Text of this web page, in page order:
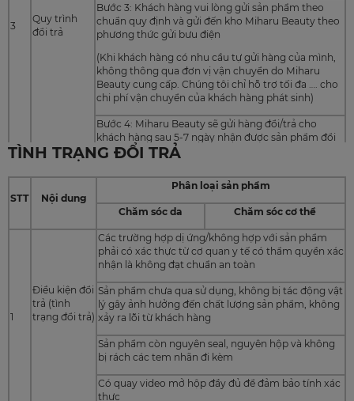
3
Quy trình
đổi trả
Bước 3: Khách hàng vui lòng gửi sản phẩm theo
chuẩn quy định và gửi đến kho Miharu Beauty theo
phương thức gửi bưu điện
(Khi khách hàng có nhu cầu tự gửi hàng của mình,
không thông qua đơn vị vận chuyển do Miharu
Beauty cung cấp. Chúng tôi chỉ hỗ trợ tối đa …. cho
chi phí vận chuyển của khách hàng phát sinh)
Bước 4: Miharu Beauty sẽ gửi hàng đổi/trả cho
khách hàng sau 5-7 ngày nhận được sản phẩm đổi
trả từ đơn vị vận chuyển
Bước 5: Thông báo đến cho Miharu Beauty sau khi
nhận được hàng đổi trả hoặc liên hệ trực tiếp đến
bộ phận chăm sóc khách hàng.
Quy cách
Sản phẩm nguyên hộp, nguyên tem
Sản phẩm phải được đóng gói và bao bọc chống
sốc khi tất cả các sản phẩm đều là hàng dễ vỡ
Khách hàng đã bóc tem, bóc seal, bóc sản phẩm ra
để thử hay sử dụng từ 1 lần
Sản phẩm/ bao bì sản phẩm bị hư hỏng, trầy xước
do lỗi khách hàng
Đổi trả do không vừa ý
TÌNH TRẠNG ĐỔI TRẢ
STT Nội dung
Phân loại sản phẩm
Chăm sóc da Chăm sóc cơ thể
1
Điều kiện đổi
trả (tình
trạng đổi trả)
Các trường hợp dị ứng/không hợp với sản phẩm
phải có xác thực từ cơ quan y tế có thẩm quyền xác
nhận là không đạt chuẩn an toàn
Sản phẩm chưa qua sử dụng, không bị tác động vật
lý gây ảnh hưởng đến chất lượng sản phẩm, không
xảy ra lỗi từ khách hàng
Sản phẩm còn nguyên seal, nguyên hộp và không
bị rách các tem nhãn đi kèm
Có quay video mở hộp đầy đủ để đảm bảo tính xác
thực